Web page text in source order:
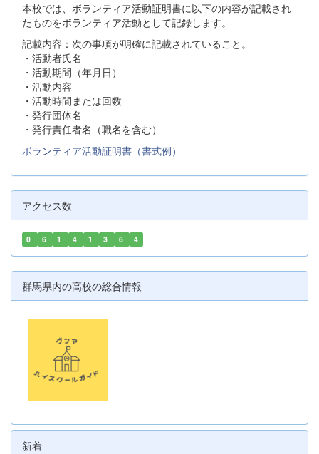
本校では、ボランティア活動証明書に以下の内容が記載され
たものをボランティア活動として記録します。
記載内容：次の事項が明確に記載されていること。
・活動者氏名
・活動期間（年月日）
・活動内容
・活動時間または回数
・発行団体名
・発行責任者名（職名を含む）
ボランティア活動証明書（書式例）
アクセス数
0 6 1 4 1 3 6 4
群馬県内の高校の総合情報
新着